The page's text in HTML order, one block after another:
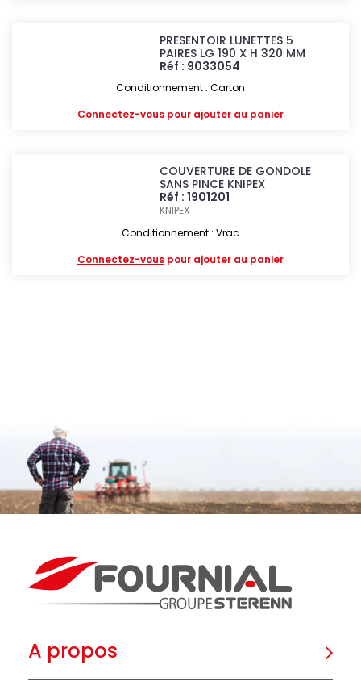
PRESENTOIR LUNETTES 5
PAIRES LG 190 X H 320 MM
Réf : 9033054
Conditionnement : Carton
Connectez-vous pour ajouter au panier
COUVERTURE DE GONDOLE
SANS PINCE KNIPEX
Réf : 1901201
KNIPEX
Conditionnement : Vrac
Connectez-vous pour ajouter au panier
A propos